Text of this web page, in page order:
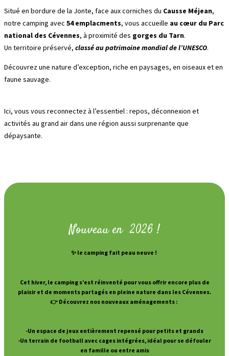
Situé en bordure de la Jonte, face aux corniches du Causse Méjean,
notre camping avec 54 emplacments, vous accueille au cœur du Parc
national des Cévennes, à proximité des gorges du Tarn.
Un territoire préservé, classé au patrimoine mondial de l’UNESCO.
Découvrez une nature d’exception, riche en paysages, en oiseaux et en
faune sauvage.
Ici, vous vous reconnectez à l’essentiel : repos, déconnexion et
activités au grand air dans une région aussi surprenante que
dépaysante.
Nouveau en 2026 !
✨ le camping fait peau neuve !
Cet hiver, le camping s’est réinventé pour vous offrir encore plus de
plaisir et de moments partagés en pleine nature dans les Cévennes.
👉 Découvrez nos nouveaux aménagements :
-Un espace de jeux entièrement repensé pour petits et grands
-Un terrain de football avec cages intégrées, idéal pour se défouler
en famille ou entre amis